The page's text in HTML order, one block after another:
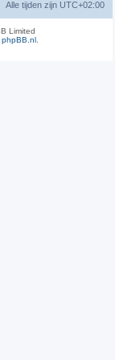
Alle tijden zijn UTC+02:00
Limited
phpBB.nl